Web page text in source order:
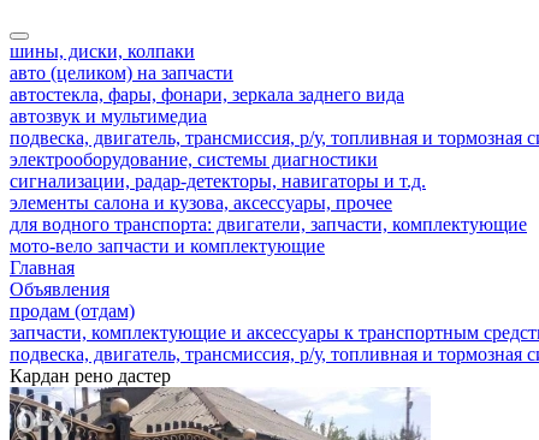
шины, диски, колпаки
авто (целиком) на запчасти
автостекла, фары, фонари, зеркала заднего вида
автозвук и мультимедиа
подвеска, двигатель, трансмиссия, р/у, топливная и тормозная
электрооборудование, системы диагностики
сигнализации, радар-детекторы, навигаторы и т.д.
элементы салона и кузова, аксессуары, прочее
для водного транспорта: двигатели, запчасти, комплектующие
мото-вело запчасти и комплектующие
Главная
Объявления
продам (отдам)
запчасти, комплектующие и аксессуары к транспортным
подвеска, двигатель, трансмиссия, р/у, топливная и тормозная
Кардан рено дастер